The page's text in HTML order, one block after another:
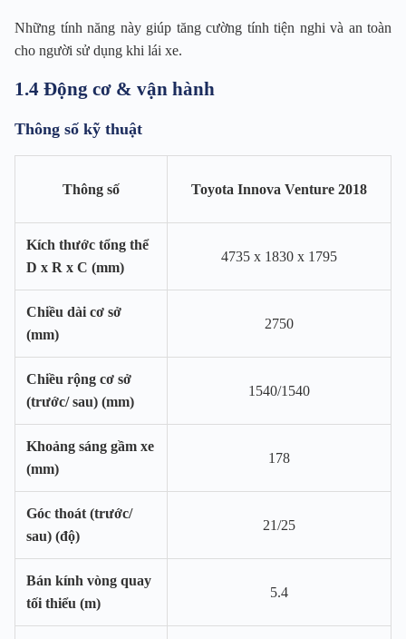
Những tính năng này giúp tăng cường tính tiện nghi và an toàn
cho người sử dụng khi lái xe.
1.4 Động cơ & vận hành
Thông số kỹ thuật
Thông số Toyota Innova Venture 2018
Kích thước tổng thể
D x R x C (mm)
4735 x 1830 x 1795
Chiều dài cơ sở
(mm)
2750
Chiều rộng cơ sở
(trước/ sau) (mm)
1540/1540
Khoảng sáng gầm xe
(mm)
178
Góc thoát (trước/
sau) (độ)
21/25
Bán kính vòng quay
tối thiểu (m)
5.4